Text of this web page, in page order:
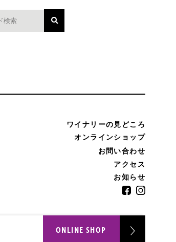
ONLINE SHOP
ワイナリーの見どころ
オンラインショップ
お問い合わせ
アクセス
お知らせ